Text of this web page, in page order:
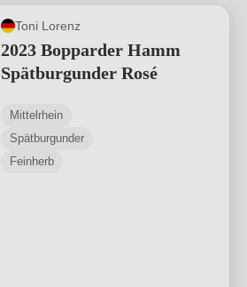
Toni Lorenz
2023 Bopparder Hamm
Spätburgunder Rosé
Mittelrhein
Spätburgunder
Feinherb